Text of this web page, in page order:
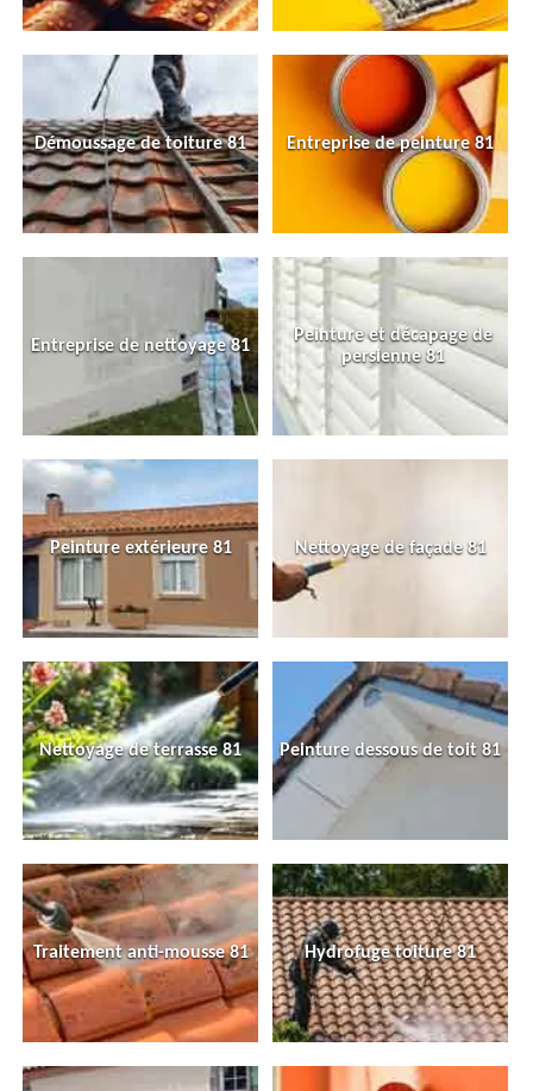
Démoussage de toiture 81 Entreprise de peinture 81
Entreprise de nettoyage 81
Peinture et décapage de
persienne 81
Peinture extérieure 81 Nettoyage de façade 81
Nettoyage de terrasse 81 Peinture dessous de toit 81
Traitement anti-mousse 81 Hydrofuge toiture 81